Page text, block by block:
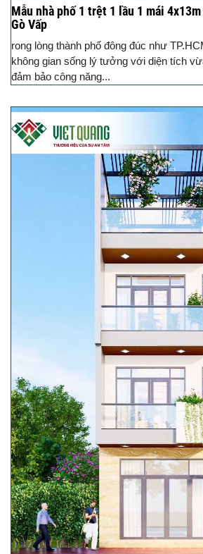
Mẫu nhà phố 1 trệt 1 lầu 1 mái
Gò Vấp
rong lòng thành phố đông đúc như
không gian sống lý tưởng với diện tích
đảm bảo công năng...